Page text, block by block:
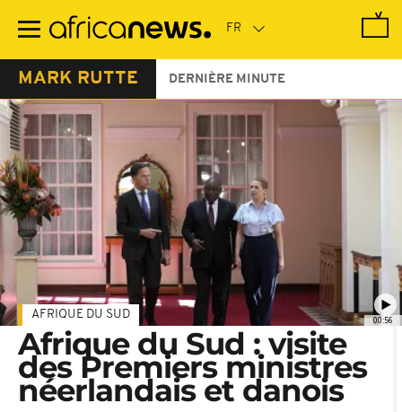
contenu
MARK RUTTE DERNIÈRE MINUTE
00:56
AFRIQUE DU SUD
Afrique du Sud : visite
des Premiers ministres
néerlandais et danois